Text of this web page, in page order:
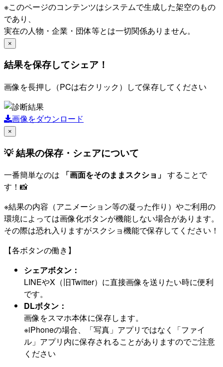
※このページのコンテンツはシステムで生成した架空のもの
であり、
実在の人物・企業・団体等とは一切関係ありません。
×
結果を保存してシェア！
画像を長押し（PCは右クリック）して保存してください
画像をダウンロード
×
💡 結果の保存・シェアについて
一番簡単なのは 「画面をそのままスクショ」 することで
す！📸
※結果の内容（アニメーション等の凝った作り）やご利用の
環境によっては画像化ボタンが機能しない場合があります。
その際は恐れ入りますがスクショ機能で保存してください！
【各ボタンの働き】
シェアボタン：
LINEやX（旧Twitter）に直接画像を送りたい時に便利
です。
DLボタン：
画像をスマホ本体に保存します。
※iPhoneの場合、「写真」アプリではなく「ファイ
ル」アプリ内に保存されることがありますのでご注意
ください